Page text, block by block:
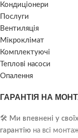
Кондиціонери
Послуги
Вентиляція
Мікроклімат
Комплектуючі
Теплові насоси
Опалення
ГАРАНТІЯ НА
🛠️ Ми впевнені у
гарантію на всі